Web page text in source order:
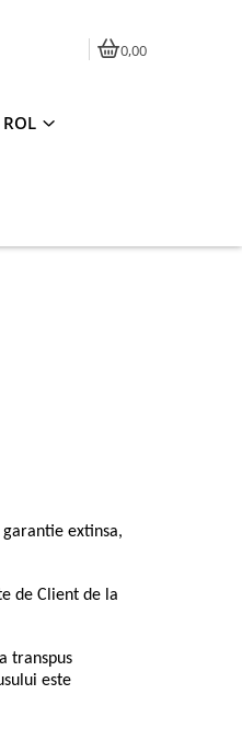
0,00
ROL
extinsa,
de Client de la
transpus
este